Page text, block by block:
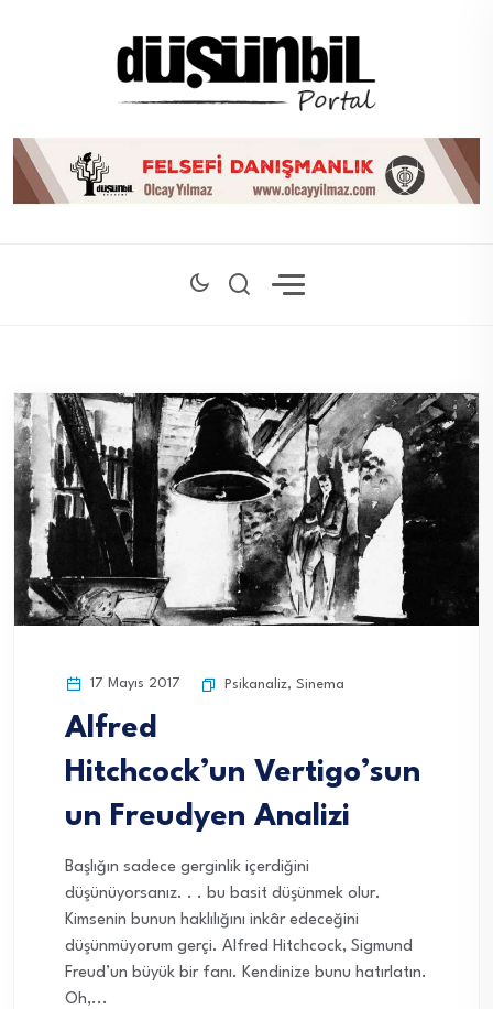
17 Mayıs 2017 Psikanaliz, Sinema
Alfred
Hitchcock’un Vertigo’sun
un Freudyen Analizi
Başlığın sadece gerginlik içerdiğini
düşünüyorsanız. . . bu basit düşünmek olur.
Kimsenin bunun haklılığını inkâr edeceğini
düşünmüyorum gerçi. Alfred Hitchcock, Sigmund
Freud’un büyük bir fanı. Kendinize bunu hatırlatın.
Oh,...